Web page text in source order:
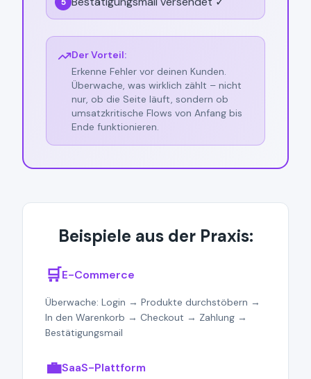
Der Vorteil:
Erkenne Fehler vor deinen Kunden.
Überwache, was wirklich zählt – nicht
nur, ob die Seite läuft, sondern ob
umsatzkritische Flows von Anfang bis
Ende funktionieren.
Beispiele aus der Praxis:
🛒E-Commerce
Überwache: Login → Produkte durchstöbern →
In den Warenkorb → Checkout → Zahlung →
Bestätigungsmail
💼SaaS-Plattform